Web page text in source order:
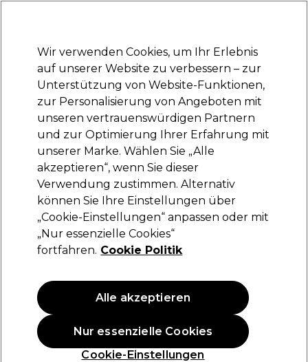
Anmelden
Marken Deals Haare Elektrogeräte Saloneinrichtung
Lieferung und Lieferzeiten
– mehr erfahren
Professional by Fama
Professional by Fama Creme-
Oxidationsmittel für die Haarfärbung
15,75 €
Wir verwenden Cookies, um Ihr Erlebnis
auf unserer Website zu verbessern – zur
Unterstützung von Website-Funktionen,
zur Personalisierung von Angeboten mit
unseren vertrauenswürdigen Partnern
und zur Optimierung Ihrer Erfahrung mit
unserer Marke. Wählen Sie „Alle
akzeptieren“, wenn Sie dieser
Verwendung zustimmen. Alternativ
können Sie Ihre Einstellungen über
„Cookie-Einstellungen“ anpassen oder mit
„Nur essenzielle Cookies“
fortfahren. Cookie Politik
Cookie-Einstellungen
Nur essenzielle Cookies
Alle akzeptieren